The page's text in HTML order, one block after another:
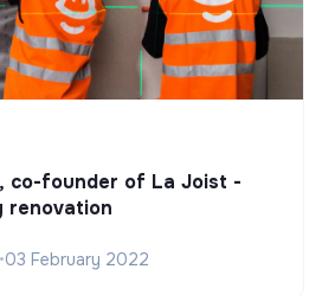
co-founder of La Joist -
renovation
•03 February 2022